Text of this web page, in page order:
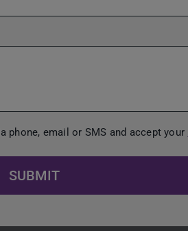
phone, email or SMS and accept your